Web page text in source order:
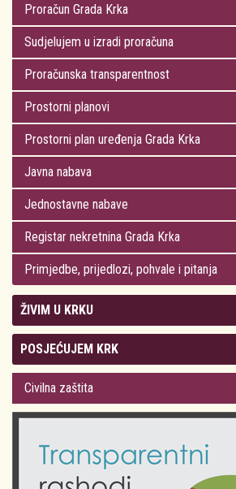
Proračun Grada Krka
Sudjelujem u izradi proračuna
Proračunska transparentnost
Prostorni planovi
Prostorni plan uređenja Grada Krka
Javna nabava
Jednostavne nabave
Registar nekretnina Grada Krka
Primjedbe, prijedlozi, pohvale i pitanja
ŽIVIM U KRKU
Kolegij gradonačelnika
Gradsko vijeće
Odluke Grada Krka (Službene novine PGŽ)
POSJEĆUJEM KRK
Plan Grada Krka
Krk 360° VR panorama
Krk uživo
Fotogalerije
Civilna zaštita